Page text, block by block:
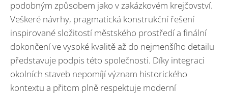
podobným způsobem jako v zakázkovém krejčovství.
Veškeré návrhy, pragmatická konstrukční řešení
inspirované složitostí městského prostředí a finální
dokončení ve vysoké kvalitě až do nejmenšího detailu
představuje podpis této společnosti. Díky integraci
okolních staveb nepomíjí význam historického
kontextu a přitom plně respektuje moderní